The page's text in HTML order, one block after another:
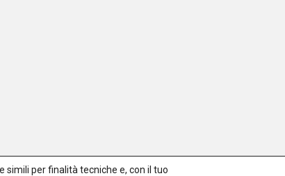
per finalità tecniche e, con il tuo